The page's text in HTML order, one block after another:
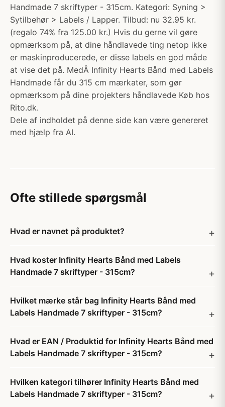
Handmade 7 skriftyper - 315cm. Kategori: Syning >
Sytilbehør > Labels / Lapper. Tilbud: nu 32.95 kr.
(regalo 74% fra 125.00 kr.) Hvis du gerne vil gøre
opmærksom på, at dine håndlavede ting netop ikke
er maskinproducerede, er disse labels en god måde
at vise det på. MedÂ Infinity Hearts Bånd med Labels
Handmade får du 315 cm mærkater, som gør
opmærksom på dine projekters håndlavede Køb hos
Rito.dk.
Dele af indholdet på denne side kan være genereret
med hjælp fra AI.
Ofte stillede spørgsmål
Hvad er navnet på produktet?
Hvad koster Infinity Hearts Bånd med Labels
Handmade 7 skriftyper - 315cm?
Hvilket mærke står bag Infinity Hearts Bånd med
Labels Handmade 7 skriftyper - 315cm?
Hvad er EAN / Produktid for Infinity Hearts Bånd med
Labels Handmade 7 skriftyper - 315cm?
Hvilken kategori tilhører Infinity Hearts Bånd med
Labels Handmade 7 skriftyper - 315cm?